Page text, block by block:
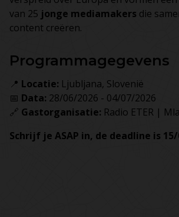
van 25 jonge mediamakers die
content creëren.
Programmagegevens
📍 Locatie: Ljubljana, Slovenië
📅 Data: 28/06/2026 - 04/07/2026
🔗 Gastorganisatie: Radio ETER |
Schrijf je ASAP in, de deadline is